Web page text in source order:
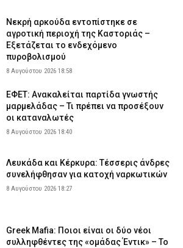
Νεκρή αρκούδα εντοπίστηκε σε
αγροτική περιοχή της Καστοριάς –
Εξετάζεται το ενδεχόμενο
πυροβολισμού
8 Αυγούστου 2026 18:58
ΕΦΕΤ: Ανακαλείται παρτίδα γνωστής
μαρμελάδας – Τι πρέπει να προσέξουν
οι καταναλωτές
8 Αυγούστου 2026 18:40
Λευκάδα και Κέρκυρα: Τέσσερις άνδρες
συνελήφθησαν για κατοχή ναρκωτικών
8 Αυγούστου 2026 18:27
Greek Mafia: Ποιοι είναι οι δύο νέοι
συλληφθέντες της «ομάδας Έντικ» – Το